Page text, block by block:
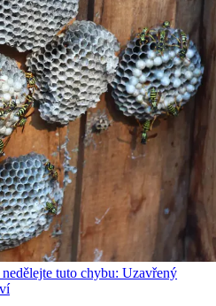
tuto chybu: Uzavřený